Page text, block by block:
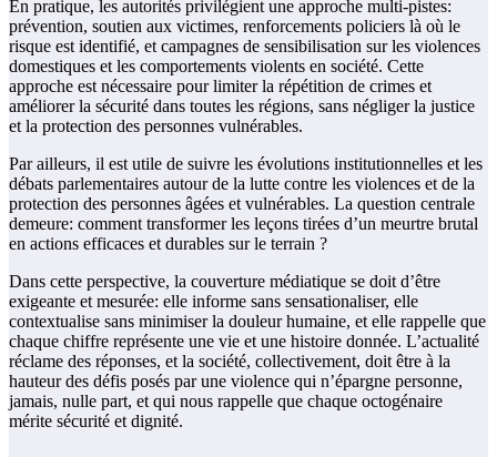
En pratique, les autorités privilégient une approche multi-pistes:
prévention, soutien aux victimes, renforcements policiers là où le
risque est identifié, et campagnes de sensibilisation sur les violences
domestiques et les comportements violents en société. Cette
approche est nécessaire pour limiter la répétition de crimes et
améliorer la sécurité dans toutes les régions, sans négliger la justice
et la protection des personnes vulnérables.
Par ailleurs, il est utile de suivre les évolutions institutionnelles et les
débats parlementaires autour de la lutte contre les violences et de la
protection des personnes âgées et vulnérables. La question centrale
demeure: comment transformer les leçons tirées d’un meurtre brutal
en actions efficaces et durables sur le terrain ?
Dans cette perspective, la couverture médiatique se doit d’être
exigeante et mesurée: elle informe sans sensationaliser, elle
contextualise sans minimiser la douleur humaine, et elle rappelle que
chaque chiffre représente une vie et une histoire donnée. L’actualité
réclame des réponses, et la société, collectivement, doit être à la
hauteur des défis posés par une violence qui n’épargne personne,
jamais, nulle part, et qui nous rappelle que chaque octogénaire
mérite sécurité et dignité.